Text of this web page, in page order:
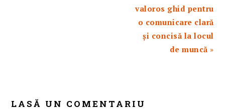
valoros ghid pentru
o comunicare clară
și concisă la locul
de muncă »
INTERACTIONS
LASĂ UN COMENTARIU